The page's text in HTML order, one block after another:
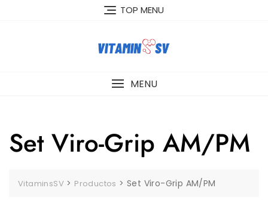
TOP MENU
MENU
Set Viro-Grip AM/PM
VitaminsSV > Productos >Set Viro-Grip AM/PM